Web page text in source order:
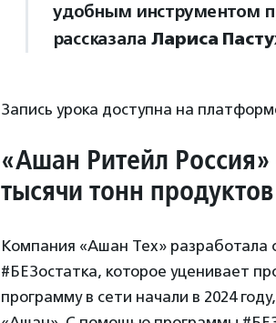
удобным инструментом
рассказала Лариса
Запись урока доступна на
«Ашан Ритейл Россия»
тысячи тонн продуктов
Компания «Ашан Тех» разработала
#БЕЗостатка, которое уценивает
программу в сети начали в 2024